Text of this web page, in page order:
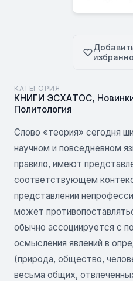
КАТЕГОРИЯ
КНИГИ ЭСХАТОС,
Политология
Слово «теория» сегодня
научном и повседневном
правило, имеют
соответствующем
представлении
может
обычно ассоциируется с
осмысления явлений в
(природа, общество,
весьма общих,